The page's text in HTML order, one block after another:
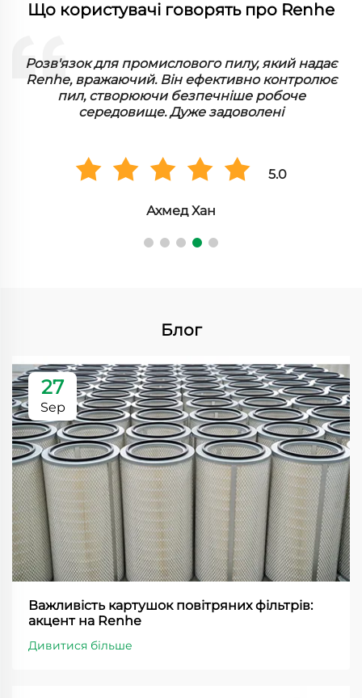
Що користувачі говорять про Renhe
Я дуже вражений промисловим пиловим
фільтром від Renhe. Він тривалий і ефективний,
забезпечуючи чистоту нашої фабрики. Чудова
інвестиція
5.0
Анна Мюллер
Блог
27
Sep
Важливість картушок повітряних фільтрів:
акцент на Renhe
Дивитися більше